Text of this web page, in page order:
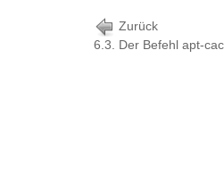
Zurück
6.3. Der Befehl apt-